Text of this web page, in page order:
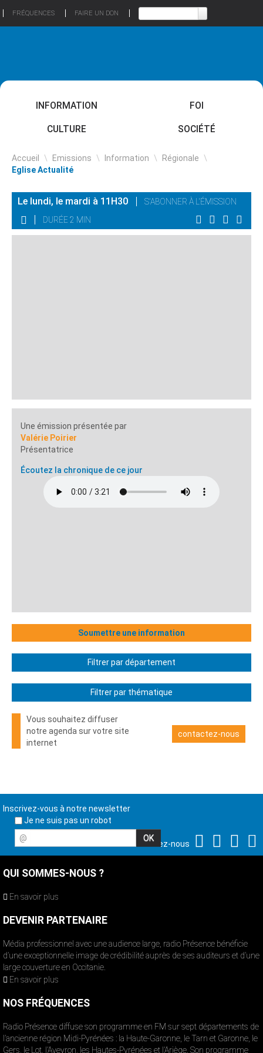
FRÉQUENCES FAIRE UN DON
INFORMATION FOI
CULTURE SOCIÉTÉ
Accueil \ Emissions \ Information \ Régionale \
Eglise Actualité
Le lundi, le mardi à 11H30
S'ABONNER À L'ÉMISSION
DURÉE 2 MIN
Une émission présentée par
Valérie Poirier
Présentatrice
Écoutez la chronique de ce jour
Soumettre une information
Filtrer par département
Filtrer par thématique
Vous souhaitez diffuser
notre agenda sur votre site
internet
contactez-nous
Inscrivez-vous à notre newsletter
Je ne suis pas un robot
@
Suivez-nous
QUI SOMMES-NOUS ?
En savoir plus
DEVENIR PARTENAIRE
Média professionnel avec une audience large, radio Présence bénéficie
d’une exceptionnelle image de crédibilité auprès de ses auditeurs et d’une
large couverture en Occitanie.
En savoir plus
NOS FRÉQUENCES
Radio Présence diffuse son programme en FM sur sept départements de
l’ancienne région Midi-Pyrénées : la Haute-Garonne, le Tarn et Garonne, le
Gers, le Lot, l’Aveyron, les Hautes-Pyrénées et l’Ariège. Son programme